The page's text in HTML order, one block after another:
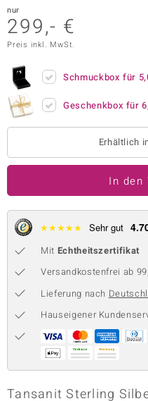
Collection
Collection
nur
299,- €
Preis inkl. MwSt.
Schmuckbox für
Geschenkbox für
Erhältlich
In den
★★★★★ Sehr gut
Mit Echtheitszertifikat
Versandkostenfrei ab
Lieferung nach
Hauseigener
Tansanit Sterling